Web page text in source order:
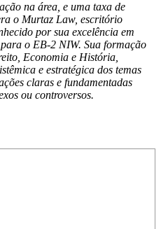
na área, e uma taxa de
o Murtaz Law, escritório
por sua excelência em
o EB-2 NIW. Sua formação
Economia e História,
e estratégica dos temas
claras e fundamentadas
ou controversos.